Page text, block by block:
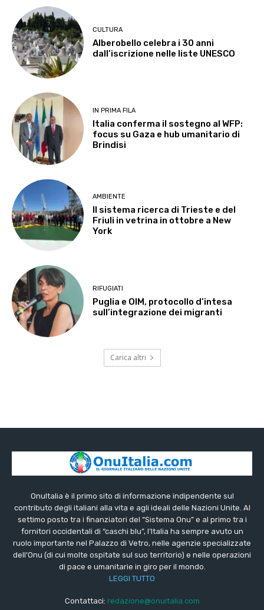
CULTURA
Alberobello celebra i 30 anni
dall’iscrizione nelle liste UNESCO
IN PRIMA FILA
Italia conferma il sostegno al WFP:
focus su Gaza e hub umanitario di
Brindisi
AMBIENTE
Il sistema ricerca di Trieste e del
Friuli in vetrina in ottobre a New
York
RIFUGIATI
Puglia e OIM, protocollo d’intesa
sull’integrazione dei migranti
Carica altri
OnuItalia è il primo sito di informazione indipendente sul
contributo degli italiani alla vita e agli ideali delle Nazioni Unite. Al
settimo posto tra i finanziatori del “Sistema Onu” e al primo tra i
fornitori occidentali di “caschi blu”, l’Italia ha sempre avuto un
ruolo importante nel Palazzo di Vetro, nelle agenzie specializzate
dell’Onu (di cui molte ospitate sul suo territorio) e nelle operazioni
di pace e umanitarie in giro per il mondo.
LEGGI TUTTO
Contattaci: redazione@onuitalia.com